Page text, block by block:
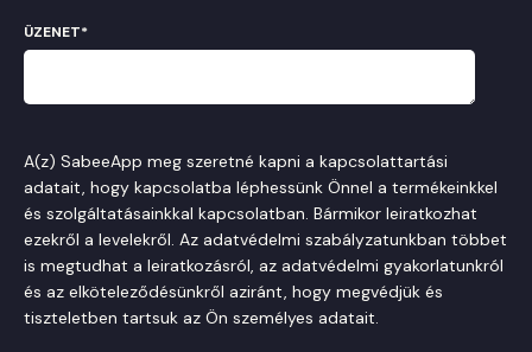
ÜZENET*
A(z) SabeeApp meg szeretné kapni a kapcsolattartási
adatait, hogy kapcsolatba léphessünk Önnel a termékeinkkel
és szolgáltatásainkkal kapcsolatban. Bármikor leiratkozhat
ezekről a levelekről. Az adatvédelmi szabályzatunkban többet
is megtudhat a leiratkozásról, az adatvédelmi gyakorlatunkról
és az elköteleződésünkről aziránt, hogy megvédjük és
tiszteletben tartsuk az Ön személyes adatait.